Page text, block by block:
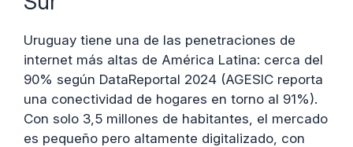
Uruguay tiene una de las penetraciones de
internet más altas de América Latina: cerca del
90% según DataReportal 2024 (AGESIC reporta
una conectividad de hogares en torno al 91%).
Con solo 3,5 millones de habitantes, el mercado
es pequeño pero altamente digitalizado, con